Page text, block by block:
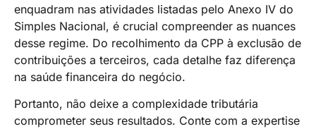
enquadram nas atividades listadas pelo Anexo IV do
Simples Nacional, é crucial compreender as nuances
desse regime. Do recolhimento da CPP à exclusão de
contribuições a terceiros, cada detalhe faz diferença
na saúde financeira do negócio.
Portanto, não deixe a complexidade tributária
comprometer seus resultados. Conte com a expertise